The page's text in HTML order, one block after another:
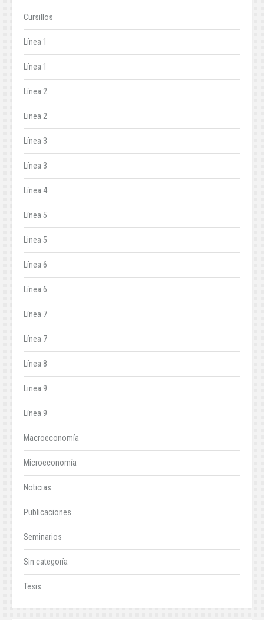
Cursillos
Línea 1
Línea 1
Línea 2
Linea 2
Línea 3
Línea 3
Línea 4
Línea 5
Linea 5
Línea 6
Línea 6
Línea 7
Línea 7
Línea 8
Linea 9
Línea 9
Macroeconomía
Microeconomía
Noticias
Publicaciones
Seminarios
Sin categoría
Tesis